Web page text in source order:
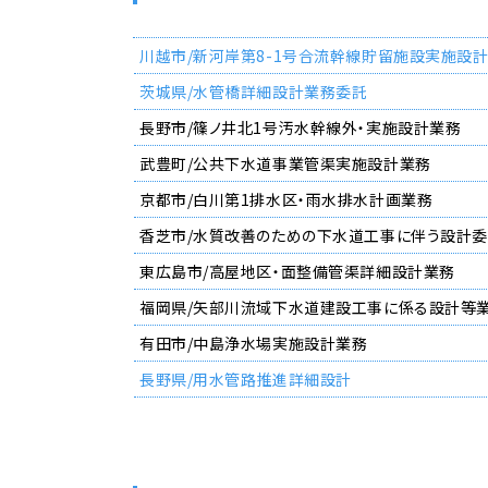
川越市/新河岸第8-1号合流幹線貯留施設実施設
茨城県/水管橋詳細設計業務委託
長野市/篠ノ井北1号汚水幹線外・実施設計業務
武豊町/公共下水道事業管渠実施設計業務
京都市/白川第1排水区・雨水排水計画業務
香芝市/水質改善のための下水道工事に伴う設計
東広島市/高屋地区・面整備管渠詳細設計業務
福岡県/矢部川流域下水道建設工事に係る設計等
有田市/中島浄水場実施設計業務
長野県/用水管路推進詳細設計